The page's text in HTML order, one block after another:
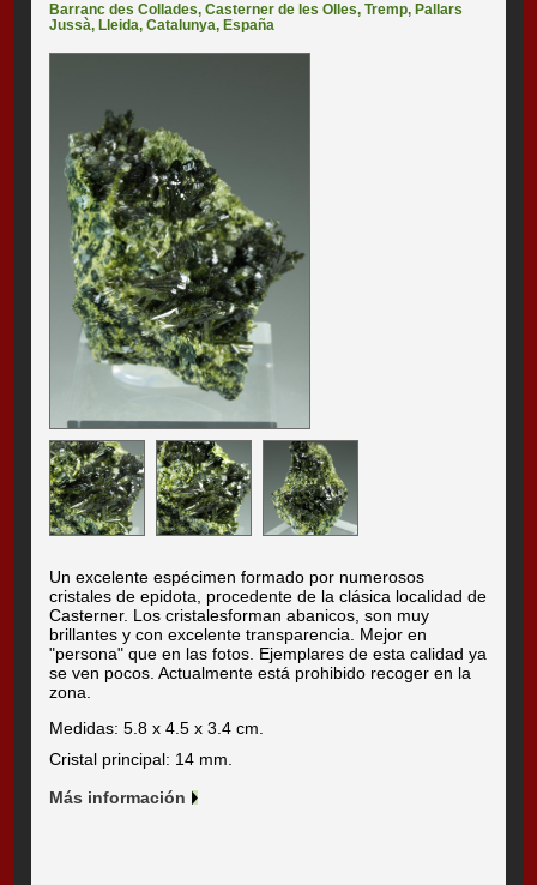
Barranc des Collades,Casterner de les Olles,Tremp, Pallars
Jussà, Lleida,Catalunya, España
Un excelente espécimen formado por numerosos
cristales de epidota, procedente de la clásica localidad de
Casterner. Los cristalesforman abanicos, son muy
brillantes y con excelente transparencia. Mejor en
"persona" que en las fotos. Ejemplares de esta calidad ya
se ven pocos. Actualmente está prohibido recoger en la
zona.
Medidas: 5.8 x 4.5 x 3.4 cm.
Cristal principal: 14 mm.
Más información